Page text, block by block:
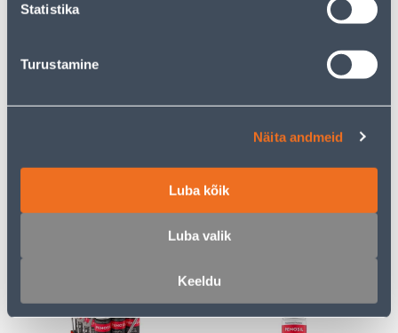
Statistika
Turustamine
Näita andmeid
Luba kõik
Luba valik
Keeldu
750ML
LIIMVAHT PENOSIL
877+C1 PÜSTOL 750ML
166
sisselogitud